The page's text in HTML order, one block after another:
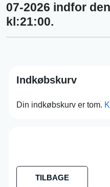
07-2026 indfor
kl:21:00.
Indkøbskurv
Din indkøbskurv er tom.
TILBAGE